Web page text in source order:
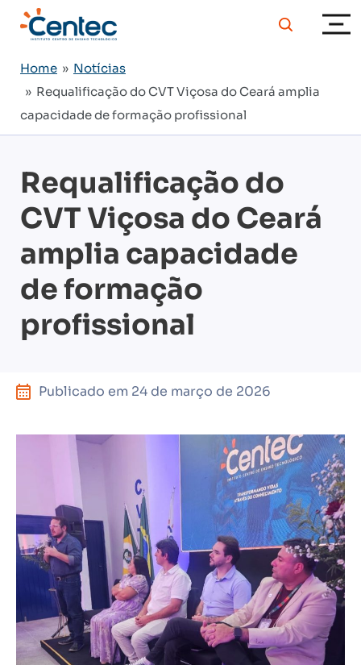
Home » Notícias
» Requalificação do CVT Viçosa do Ceará amplia
capacidade de formação profissional
Requalificação do
CVT Viçosa do Ceará
amplia capacidade
de formação
profissional
Publicado em 24 de março de 2026